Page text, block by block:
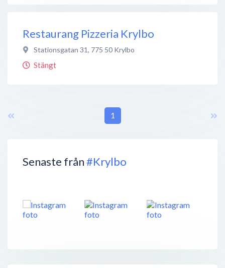
Senaste från#Krylbo
Restaurang Pizzeria Krylbo
Stationsgatan 31, 775 50 Krylbo
Stängt
1